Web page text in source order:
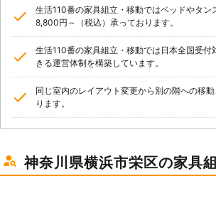
生活110番の家具組立・移動ではベッドやタ
8,800円～（税込）承っております。
生活110番の家具組立・移動では日本全国受
きる運営体制を構築しています。
同じ室内のレイアウト変更から別の階への移
ります。
神奈川県横浜市栄区の家具